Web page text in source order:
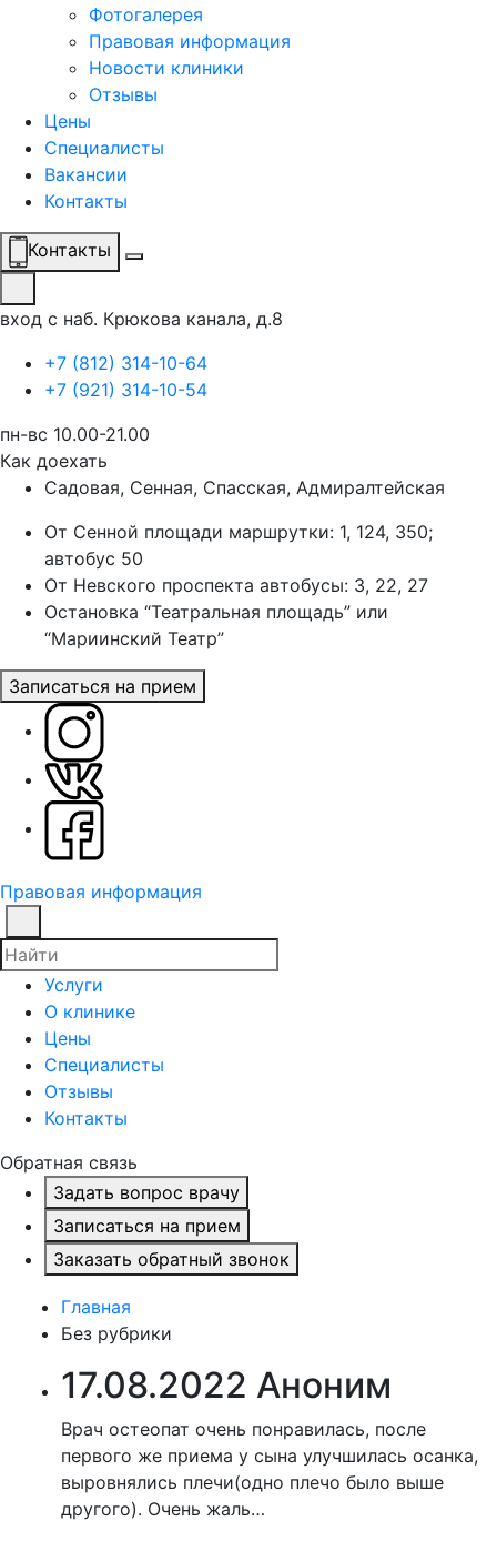
Фотогалерея
Правовая информация
Новости клиники
Отзывы
Цены
Специалисты
Вакансии
Контакты
Контакты
вход с наб. Крюкова канала, д.8
+7 (812) 314-10-64
+7 (921) 314-10-54
пн-вс 10.00-21.00
Как доехать
Садовая, Сенная, Спасская, Адмиралтейская
От Сенной площади маршрутки: 1, 124, 350;
автобус 50
От Невского проспекта автобусы: 3, 22, 27
Остановка “Театральная площадь” или
“Мариинский Театр”
Записаться на прием
Правовая информация
Услуги
О клинике
Цены
Специалисты
Отзывы
Контакты
Обратная связь
Задать вопрос врачу
Записаться на прием
Заказать обратный звонок
Главная
Без рубрики
17.08.2022 Аноним
Врач остеопат очень понравилась, после
первого же приема у сына улучшилась осанка,
выровнялись плечи(одно плечо было выше
другого). Очень жаль…